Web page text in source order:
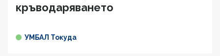
кръводаряването
УМБАЛ Токуда